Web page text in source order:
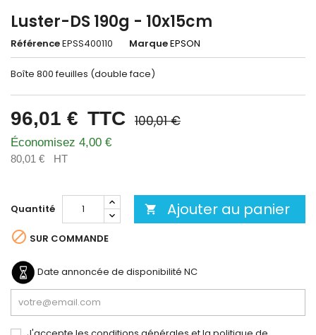
Luster-DS 190g - 10x15cm
RéférenceEPSS400110 MarqueEPSON
Boîte 800 feuilles (double face)
96,01 € TTC 100,01 €
Économisez 4,00 €
80,01 € HT
Quantité  Ajouter au panier
 SUR COMMANDE
Date annoncée de disponibilité NC